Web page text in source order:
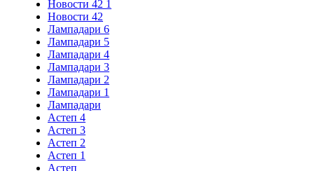
Новости 42 1
Новости 42
Лампадари 6
Лампадари 5
Лампадари 4
Лампадари 3
Лампадари 2
Лампадари 1
Лампадари
Астеп 4
Астеп 3
Астеп 2
Астеп 1
Астеп